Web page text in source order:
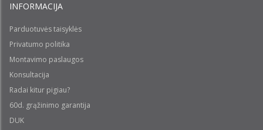
INFORMACIJA
Parduotuvės taisyklės
Privatumo politika
Montavimo paslaugos
Konsultacija
Radai kitur pigiau?
60d. grąžinimo garantija
DUK